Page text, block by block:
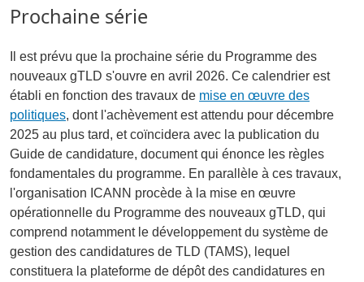
Prochaine série
Il est prévu que la prochaine série du Programme des
nouveaux gTLD s'ouvre en avril 2026. Ce calendrier est
établi en fonction des travaux de mise en œuvre des
politiques, dont l'achèvement est attendu pour décembre
2025 au plus tard, et coïncidera avec la publication du
Guide de candidature, document qui énonce les règles
fondamentales du programme. En parallèle à ces travaux,
l'organisation ICANN procède à la mise en œuvre
opérationnelle du Programme des nouveaux gTLD, qui
comprend notamment le développement du système de
gestion des candidatures de TLD (TAMS), lequel
constituera la plateforme de dépôt des candidatures en